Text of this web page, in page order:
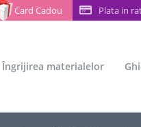
Card Cadou Plata in
Îngrijirea materialelor